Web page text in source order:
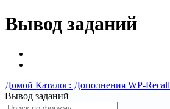
Вывод заданий
Домой Каталог: Дополнения WP-Recall
Вывод заданий